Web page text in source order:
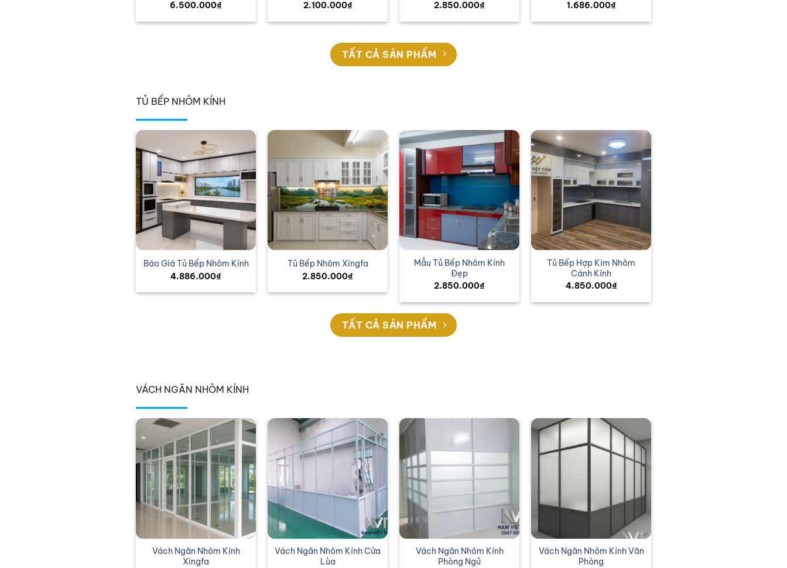
6.500.000₫
2.100.000₫
2.850.000₫
1.686.000₫
TẤT CẢ SẢN PHẨM
TỦ BẾP NHÔM KÍNH
Báo Giá Tủ Bếp Nhôm Kính
4.886.000₫
Tủ Bếp Nhôm Xingfa
2.850.000₫
Mẫu Tủ Bếp Nhôm Kính
Đẹp
2.850.000₫
Tủ Bếp Hợp Kim Nhôm
Cánh Kính
4.850.000₫
TẤT CẢ SẢN PHẨM
VÁCH NGĂN NHÔM KÍNH
Vách Ngăn Nhôm Kính
Xingfa
Vách Ngăn Nhôm Kính Cửa
Lùa
Vách Ngăn Nhôm Kính
Phòng Ngủ
Vách Ngăn Nhôm Kính Văn
Phòng